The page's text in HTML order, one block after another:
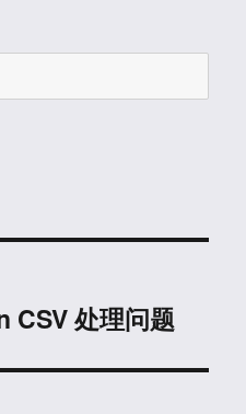
CSV 处理问题